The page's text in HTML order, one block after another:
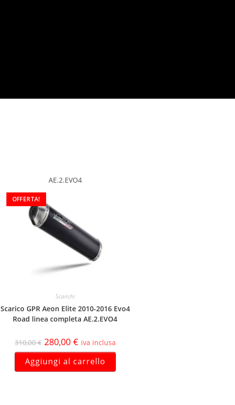
AE.2.EVO4
OFFERTA!
Scarichi
Scarico GPR Aeon Elite 2010-2016 Evo4
Road linea completa AE.2.EVO4
310,00€ 280,00 € iva inclusa
Aggiungi al carrello